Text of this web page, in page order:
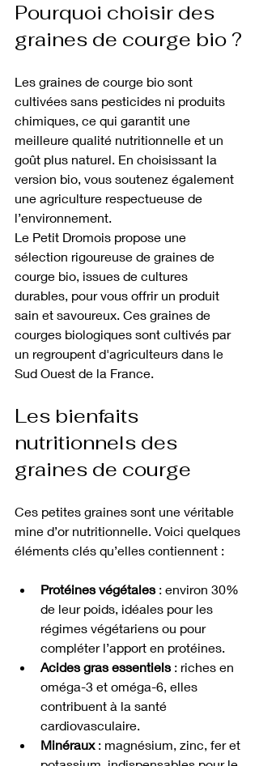
Pourquoi choisir des
graines de courge bio ?
Les graines de courge bio sont
cultivées sans pesticides ni produits
chimiques, ce qui garantit une
meilleure qualité nutritionnelle et un
goût plus naturel. En choisissant la
version bio, vous soutenez également
une agriculture respectueuse de
l’environnement.
Le Petit Dromois propose une
sélection rigoureuse de graines de
courge bio, issues de cultures
durables, pour vous offrir un produit
sain et savoureux. Ces graines de
courges biologiques sont cultivés par
un regroupent d'agriculteurs dans le
Sud Ouest de la France.
Les bienfaits
nutritionnels des
graines de courge
Ces petites graines sont une véritable
mine d’or nutritionnelle. Voici quelques
éléments clés qu’elles contiennent :
Protéines végétales : environ 30%
de leur poids, idéales pour les
régimes végétariens ou pour
compléter l’apport en protéines.
Acides gras essentiels : riches en
oméga-3 et oméga-6, elles
contribuent à la santé
cardiovasculaire.
Minéraux : magnésium, zinc, fer et